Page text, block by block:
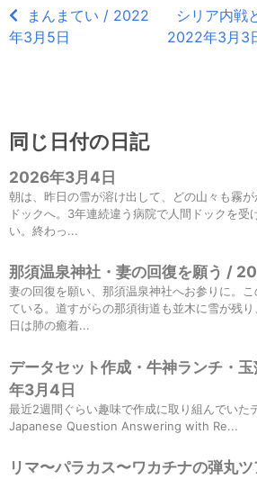
まんまてい / 2022
年3月5日
シリア内戦
2022年3月3
同じ日付の日記
2026年3月4日
朝は、昨日の雪が溶け出して、どの山々も霧
ドックへ。3年連続違う病院で人間ドックを受
い。終わっ...
那須温泉神社・妻の回復を願う /
妻の回復を願い、那須温泉神社へお参りに。
ている。道すがらの那須街道も並木に雪が残
日は肺の癒着...
データセット作成・牛神ランチ・
年3月4日
最近2週間ぐらい趣味で作成に取り組んでいた
Japanese Question Answering with Re...
リマ〜パラカス〜ワカチナの弾丸